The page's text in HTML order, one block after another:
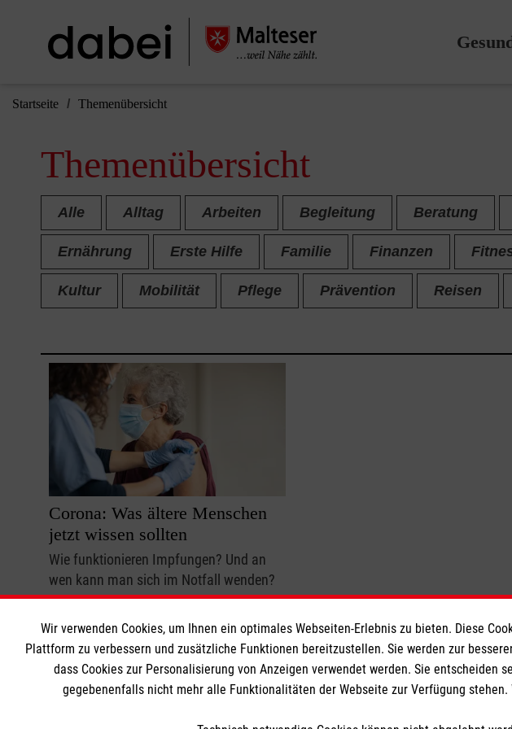
Startseite Themenübersicht
Themenübersicht
Alle Alltag Arbeiten Begleitung Beratung
Ernährung Erste Hilfe Familie Finanzen
Kultur Mobilität Pflege Prävention Reisen
Corona: Was ältere Menschen
jetzt wissen sollten
Wie funktionieren Impfungen? Und an
wen kann man sich im Notfall wenden?
Corona
Gesundheit
Wir verwenden Cookies, um Ihnen ein optimales Webseiten-Erlebnis zu bieten. Diese
Plattform zu verbessern und zusätzliche Funktionen bereitzustellen. Sie werden zur
dass Cookies zur Personalisierung von Anzeigen verwendet werden. Sie
gegebenenfalls nicht mehr alle Funktionalitäten der Webseite zur Verfügung